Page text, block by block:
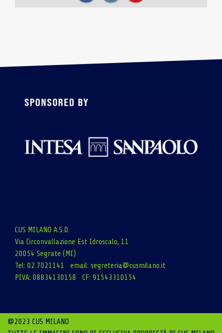
CUS MILANO A.S.D.
Via Circonvallazione Est Idroscalo, 11
20054 Segrate (MI)
Tel: 02.7021141 email: segreteria@cusmilano.it
PIVA: 08834130158 CF: 91543310154
@2023 CUS MILANO